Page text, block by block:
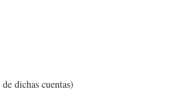
dichas cuentas)